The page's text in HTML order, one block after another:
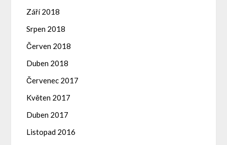
Září 2018
Srpen 2018
Červen 2018
Duben 2018
Červenec 2017
Květen 2017
Duben 2017
Listopad 2016